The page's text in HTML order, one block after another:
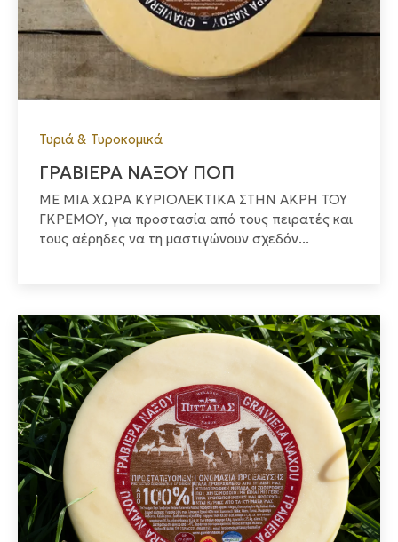
Τυριά & Τυροκομικά
ΓΡΑΒΙΕΡΑ ΝΑΞΟΥ ΠΟΠ
ΜΕ ΜΙΑ ΧΩΡΑ ΚΥΡΙΟΛΕΚΤΙΚΑ ΣΤΗΝ ΑΚΡΗ ΤΟΥ
ΓΚΡΕΜΟΥ, για προστασία από τους πειρατές και
τους αέρηδες να τη μαστιγώνουν σχεδόν...